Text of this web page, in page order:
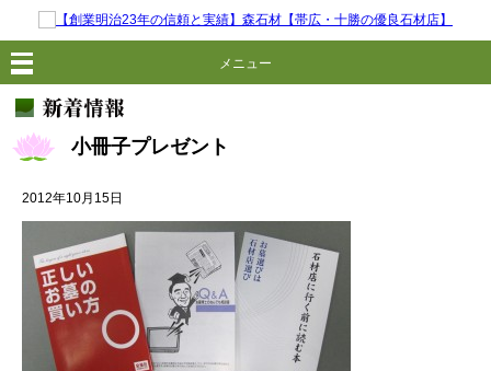
メニュー
小冊子プレゼント
2012年10月15日